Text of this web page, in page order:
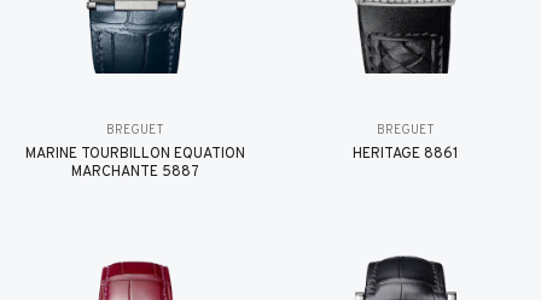
BREGUET
MARINE TOURBILLON ÉQUATION
MARCHANTE 5887
BREGUET
HÉRITAGE 8861